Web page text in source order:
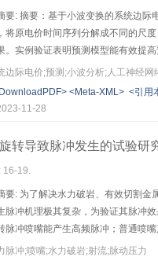
要: 摘要：基于小波变换的系统边
将原电价时间序列分解成不同的尺
。实例验证表明预测模型能有效提
边际电价;预测;小波分析;人工神经网
<Meta-XML> <引用
11-28
转导致脉冲发生的试验研
16-19.
要: 为了解决水力破岩、有效切割
脉冲机理极其复杂，为验证其脉冲
脉冲喷嘴能产生高频脉冲；普通喷
验研究可为工程设计提供参考。
脉冲;喷嘴;水力破岩;射流;脉动压力